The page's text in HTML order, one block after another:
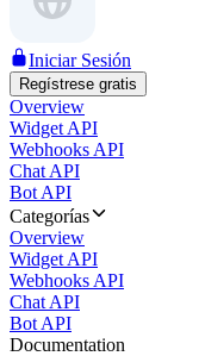
Iniciar Sesión
Regístrese gratis
Overview
Widget API
Webhooks API
Chat API
Bot API
Categorías
Overview
Widget API
Webhooks API
Chat API
Bot API
Documentation